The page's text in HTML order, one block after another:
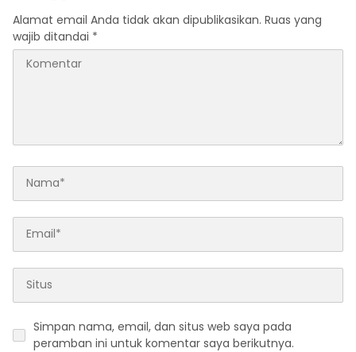
Alamat email Anda tidak akan dipublikasikan. Ruas yang
wajib ditandai *
Simpan nama, email, dan situs web saya pada
peramban ini untuk komentar saya berikutnya.